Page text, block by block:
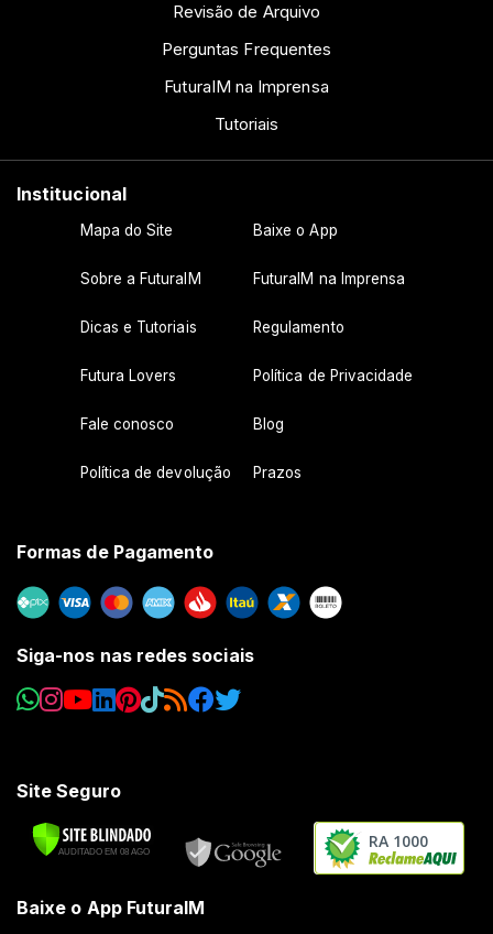
Revisão de Arquivo
Perguntas Frequentes
FuturaIM na Imprensa
Tutoriais
Institucional
Mapa do Site Baixe o App
Sobre a FuturaIM FuturaIM na Imprensa
Dicas e Tutoriais Regulamento
Futura Lovers Política de Privacidade
Fale conosco Blog
Política de devolução Prazos
Formas de Pagamento
Siga-nos nas redes sociais
Site Seguro
RA 1000
Baixe o App FuturaIM